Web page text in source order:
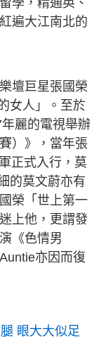
學，精通英、
遍大江南北的
壇巨星張國榮
女人」。至於
麗的電視舉辦
）》，當年張
正式入行，莫
的莫文蔚亦有
榮「世上第一
上他，更謂發
《色情男
亦因而復
眼大大似足